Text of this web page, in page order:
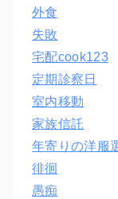
外食
失敗
宅配cook123
定期診察日
室内移動
家族信託
年寄りの洋服
徘徊
愚痴